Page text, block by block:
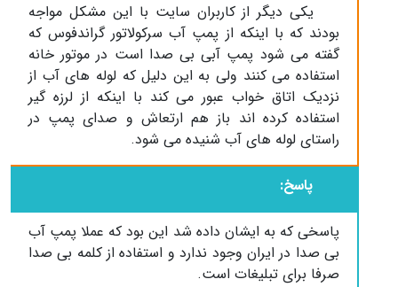
یکی دیگر از کاربران سایت با این مشکل مواجه
بودند که با اینکه از پمپ آب سرکولاتور گراندفوس که
گفته می شود پمپ آبی بی صدا است در موتور خانه
استفاده می کنند ولی به این دلیل که لوله های آب از
نزدیک اتاق خواب عبور می کند با اینکه از لرزه گیر
استفاده کرده اند باز هم ارتعاش و صدای پمپ در
راستای لوله های آب شنیده می شود.
پاسخ:
پاسخی که به ایشان داده شد این بود که عملا پمپ آب
بی صدا در ایران وجود ندارد و استفاده از کلمه بی صدا
صرفا برای تبلیغات است.